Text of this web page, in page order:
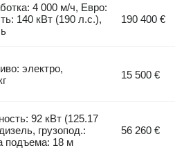
4 000 м/ч, Евро:
140 кВт (190 л.с.),
190 400 €
электро,
15 500 €
92 кВт (125.17
грузопод.:
подъема: 18 м
56 260 €